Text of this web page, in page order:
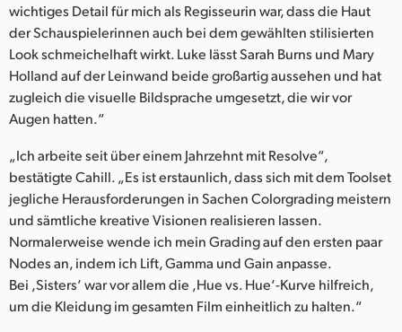
wichtiges Detail für mich als Regisseurin war, dass die Haut
der Schauspielerinnen auch bei dem gewählten stilisierten
Look schmeichelhaft wirkt. Luke lässt Sarah Burns und Mary
Holland auf der Leinwand beide großartig aussehen und hat
zugleich die visuelle Bildsprache umgesetzt, die wir vor
Augen hatten.“
„Ich arbeite seit über einem Jahrzehnt mit Resolve“,
bestätigte Cahill. „Es ist erstaunlich, dass sich mit dem Toolset
jegliche Herausforderungen in Sachen Colorgrading meistern
und sämtliche kreative Visionen realisieren lassen.
Normalerweise wende ich mein Grading auf den ersten paar
Nodes an, indem ich Lift, Gamma und Gain anpasse.
Bei ‚Sisters‘ war vor allem die ‚Hue vs. Hue‘-Kurve hilfreich,
um die Kleidung im gesamten Film einheitlich zu halten.“